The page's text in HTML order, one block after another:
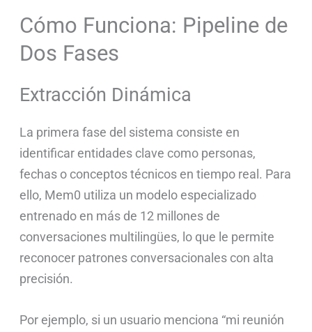
Cómo Funciona: Pipeline de
Dos Fases
Extracción Dinámica
La primera fase del sistema consiste en
identificar entidades clave como personas,
fechas o conceptos técnicos en tiempo real. Para
ello, Mem0 utiliza un modelo especializado
entrenado en más de 12 millones de
conversaciones multilingües, lo que le permite
reconocer patrones conversacionales con alta
precisión.
Por ejemplo, si un usuario menciona “mi reunión